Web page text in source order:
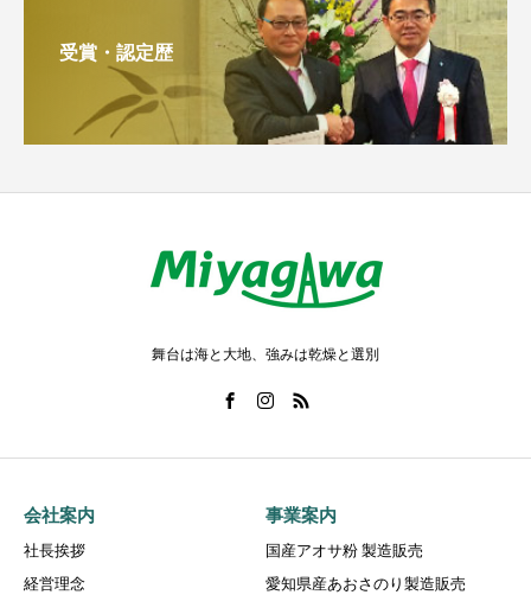
受賞・認定歴
舞台は海と大地、強みは乾燥と選別
会社案内
社長挨拶
経営理念
事業案内
国産アオサ粉 製造販売
愛知県産あおさのり製造販売